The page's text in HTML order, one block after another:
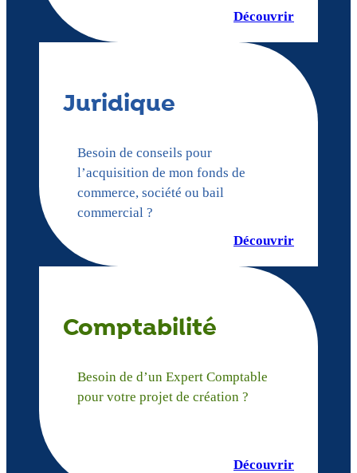
Découvrir
Juridique
Besoin de conseils pour
l’acquisition de mon fonds de
commerce, société ou bail
commercial ?
Découvrir
Comptabilité
Besoin de d’un Expert Comptable
pour votre projet de création ?
Découvrir